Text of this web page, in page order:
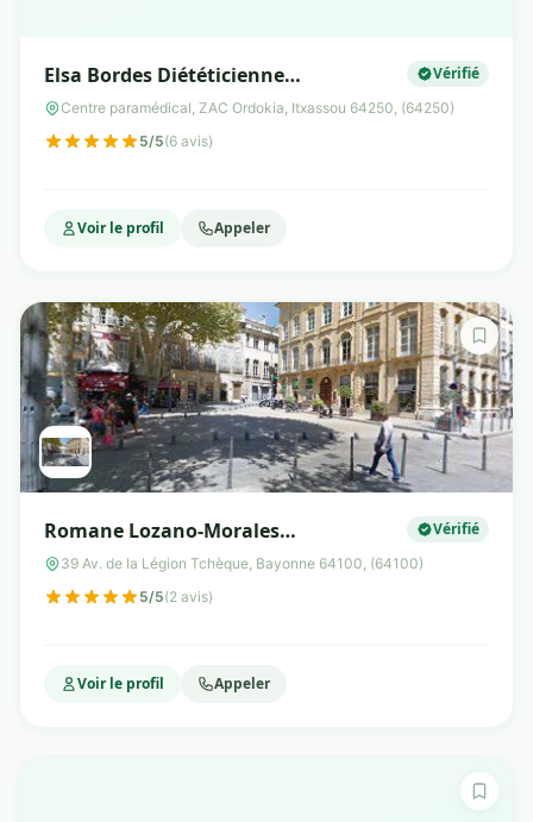
Elsa Bordes Diététicienne
Nutritionniste
Vérifié
Centre paramédical, ZAC Ordokia, Itxassou 64250, (64250)
5/5(6 avis)
Voir le profil Appeler
Romane Lozano-Morales
Diététicienne/Nutritionniste
Vérifié
39 Av. de la Légion Tchèque, Bayonne 64100, (64100)
5/5(2 avis)
Voir le profil Appeler